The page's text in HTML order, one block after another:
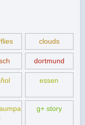
clouds
dortmund
essen
g+ story